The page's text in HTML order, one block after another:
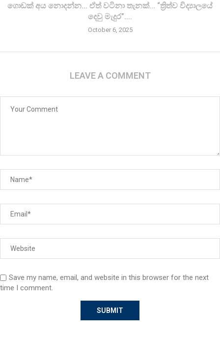
ගොඩක් අය නොදන්න… ඒත් වටිනා තැනක්… “ත්‍රිත්ව විද්‍යාලයේ
දෙවු මැදුර”….
October 6, 2025
LEAVE A COMMENT
Save my name, email, and website in this browser for the next
time I comment.